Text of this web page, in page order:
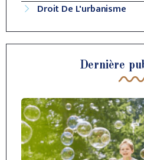
Droit De L'urbanisme
Dernière